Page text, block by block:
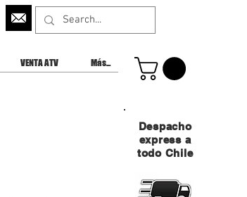
VENTA ATV Más...
Despacho
express a
todo Chile